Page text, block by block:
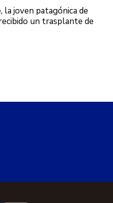
la joven patagónica de
un trasplante de